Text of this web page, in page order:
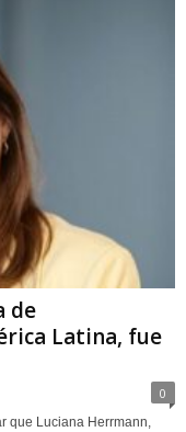
de
Latina, fue
0
que Luciana Herrmann,